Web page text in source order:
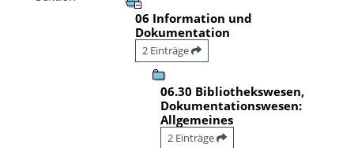
06 Information und
Dokumentation
2 Einträge
06.30 Bibliothekswesen,
Dokumentationswesen:
Allgemeines
2 Einträge